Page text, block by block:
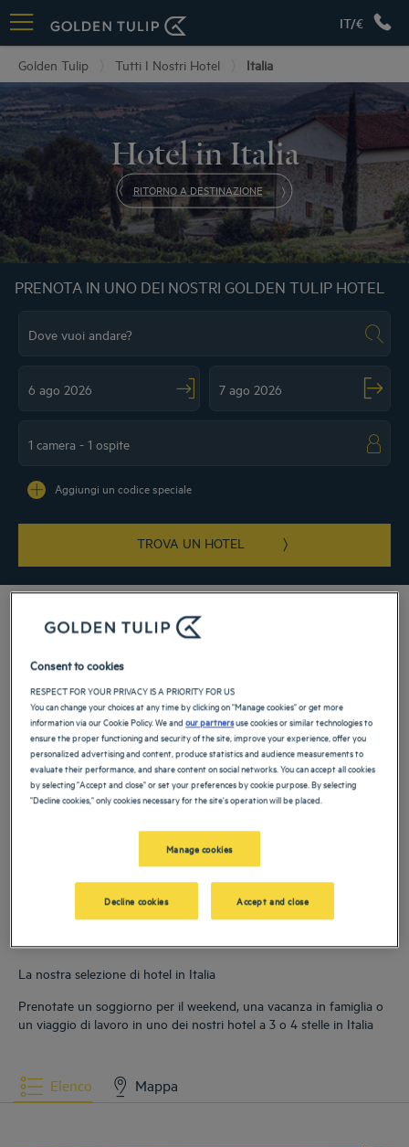
IT/€
Golden Tulip Tutti I Nostri Hotel Italia
Hotel in Italia
RITORNO A DESTINAZIONE
PRENOTA IN UNO DEI NOSTRI GOLDEN TULIP HOTEL
TROVA UN HOTEL
Aggiungi un codice speciale
Soggiornate in Italia nei nostri hotel Golden Tulip a 4 e 5 stelle! Sole, visite
Pianificare le visite sarà un piacere, poiché le nostre strutture vantano posizioni
ideali per rendere più facili i vostri viaggi. Inoltre, potrete rilassarvi nelle nostre
spa e assaporare la cucina dei nostri ristoranti.
Le nostre città in Italia
La nostra selezione di hotel in Italia
Prenotate un soggiorno per il weekend, una vacanza in famiglia o
un viaggio di lavoro in uno dei nostri hotel a 3 o 4 stelle in Italia
Elenco Mappa
Consent to cookies
RESPECT FOR YOUR PRIVACY IS A PRIORITY FOR US
You can change your choices at any time by clicking on "Manage cookies" or get more
information via our Cookie Policy. We andour partnersuse cookies or similar technologies to
ensure the proper functioning and security of the site, improve your experience, offer you
personalized advertising and content, produce statistics and audience measurements to
evaluate their performance, and share content on social networks. You can accept all cookies
by selecting "Accept and close" or set your preferences by cookie purpose. By selecting
"Decline cookies," only cookies necessary for the site's operation will be placed.
Manage cookies
Decline cookies Accept and close